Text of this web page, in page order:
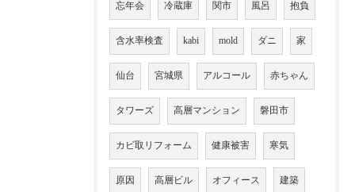
忘年会 冷蔵庫 関市 風呂 抱負
含水率検査 kabi mold ダニ 家
仙台 宮城県 アルコール 赤ちゃん
タワーズ 高層マンション 磐田市
カビ取リフォーム 健康被害 寒気
原因 高層ビル オフィース 建築